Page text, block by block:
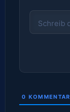
0